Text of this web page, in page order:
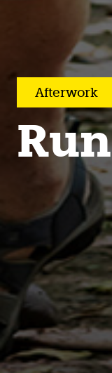
After­work